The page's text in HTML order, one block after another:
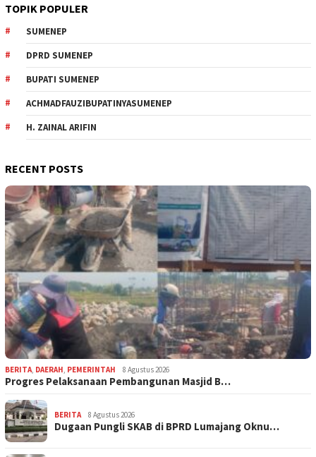
TOPIK POPULER
SUMENEP
DPRD SUMENEP
BUPATI SUMENEP
ACHMADFAUZIBUPATINYASUMENEP
H. ZAINAL ARIFIN
RECENT POSTS
BERITA DAERAH PEMERINTAH 8 Agustus 2026
Progres Pelaksanaan Pembangunan Masjid B…
BERITA 8 Agustus 2026
Dugaan Pungli SKAB di BPRD Lumajang Oknu…